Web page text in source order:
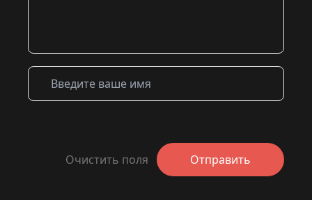
Очистить поля Отправить